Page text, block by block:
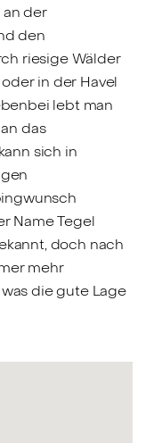
an der
den
riesige Wälder
in der Havel
lebt man
das
sich in
Name Tegel
doch nach
mehr
die gute Lage